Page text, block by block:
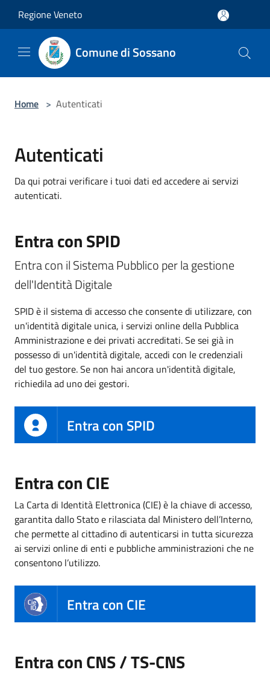
Regione Veneto
Comune di Sossano
Home > Autenticati
Autenticati
Da qui potrai verificare i tuoi dati ed accedere ai servizi
autenticati.
Entra con SPID
Entra con il Sistema Pubblico per la gestione
dell'Identità Digitale
SPID è il sistema di accesso che consente di utilizzare, con
un'identità digitale unica, i servizi online della Pubblica
Amministrazione e dei privati accreditati. Se sei già in
possesso di un'identità digitale, accedi con le credenziali
del tuo gestore. Se non hai ancora un'identità digitale,
richiedila ad uno dei gestori.
Entra con SPID
Entra con CIE
La Carta di Identità Elettronica (CIE) è la chiave di accesso,
garantita dallo Stato e rilasciata dal Ministero dell’Interno,
che permette al cittadino di autenticarsi in tutta sicurezza
ai servizi online di enti e pubbliche amministrazioni che ne
consentono l’utilizzo.
Entra con CIE
Entra con CNS / TS-CNS